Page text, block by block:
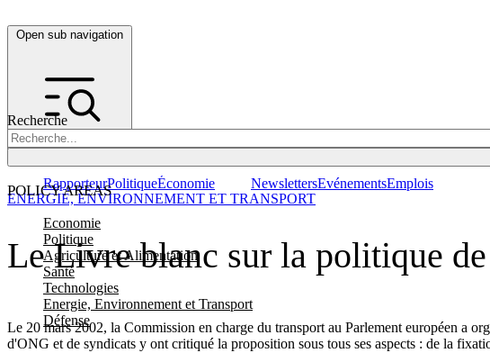
Open sub navigation
Recherche
POLICY AREAS
Economie
Politique
Agriculture et Alimentation
Santé
Technologies
Energie, Environnement et Transport
Défense
RapporteurPolitiqueÉconomie NewslettersEvénementsEmplois
Le Livre blanc sur la politique
Le 20 mars 2002, la Commission en charge du transport au Parlement européen a
d'ONG et de syndicats y ont critiqué la proposition sous tous ses aspects : de la
ENERGIE, ENVIRONNEMENT ET TRANSPORT